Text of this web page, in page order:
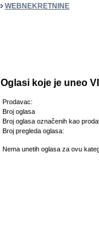
WEBNEKRETNINE
Oglasi koje je uneo
Prodavac:
Broj oglasa
Broj oglasa označenih kao
Broj pregleda oglasa:
Nema unetih oglasa za ovu